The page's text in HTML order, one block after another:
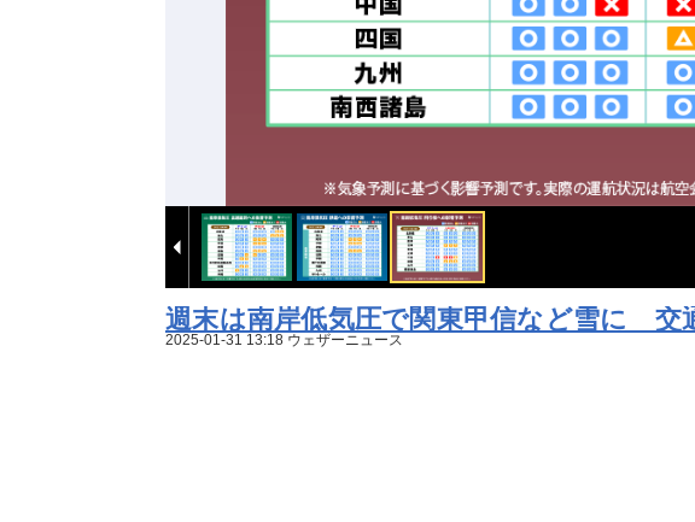
週末は南岸低気圧で関東甲信など雪に 交
更新）
2025-01-31 13:18 ウェザーニュース